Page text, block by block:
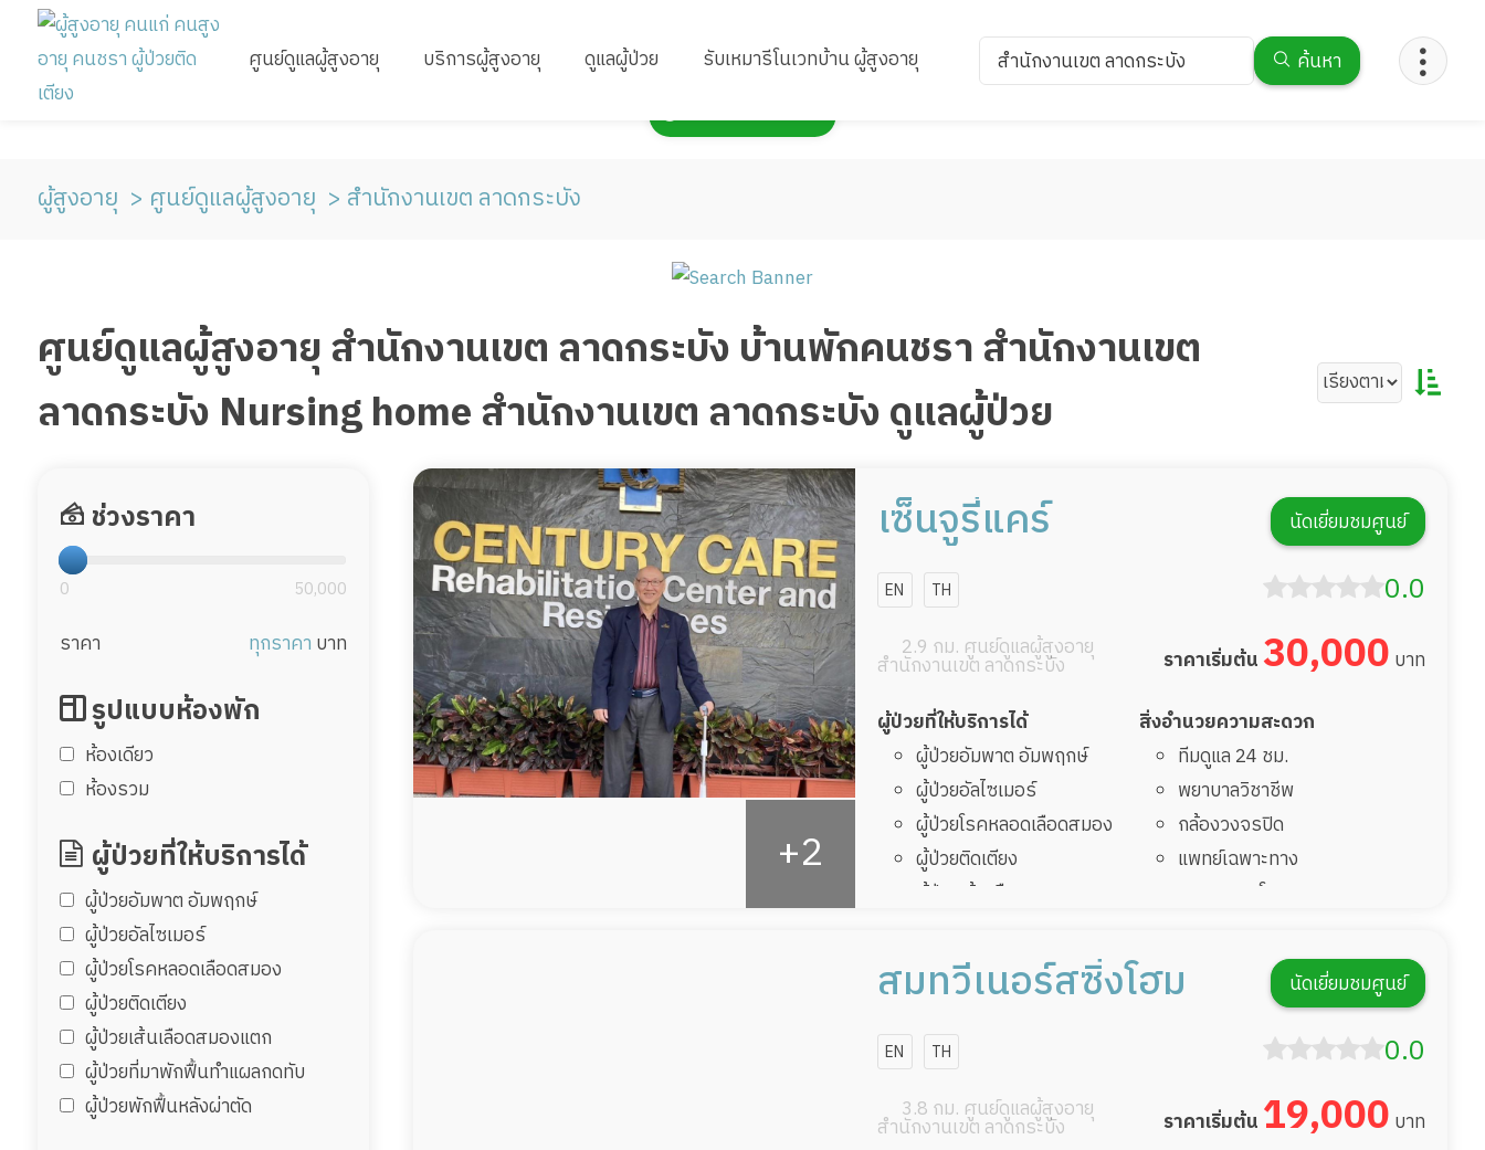
ศูนย์ดูแลผู้สูงอายุ บริการผู้สูงอายุ ดูแลผู้ป่วย รับเหมารีโนเวทบ้าน ผู้สูงอายุ สำนักงานเขต ลาดกระบัง
ค้นหา
กดเพื่อแสดงแผนที่
ผู้สูงอายุ ศูนย์ดูแลผู้สูงอายุ สำนักงานเขต ลาดกระบัง
ศูนย์ดูแลผู้สูงอายุ สำนักงานเขต ลาดกระบัง บ้านพักคนชรา สำนักงานเขต
ลาดกระบัง Nursing home สำนักงานเขต ลาดกระบัง ดูแลผู้ป่วย
นัดเยี่ยมชมศูนย์
เซ็นจูรี่แคร์
EN TH 0.0
2.9 กม. ศูนย์ดูแลผู้สูงอายุ
สำนักงานเขต ลาดกระบัง ราคาเริ่มต้น 30,000 บาท
ผู้ป่วยที่ให้บริการได้
ผู้ป่วยอัมพาต อัมพฤกษ์
ผู้ป่วยอัลไซเมอร์
ผู้ป่วยโรคหลอดเลือดสมอง
ผู้ป่วยติดเตียง
ผู้ป่วยเส้นเลือดสมองแตก
ผู้ป่วยพักฟื้นหลังผ่าตัด
สิ่งอำนวยความสะดวก
ทีมดูแล 24 ชม.
พยาบาลวิชาชีพ
กล้องวงจรปิด
แพทย์เฉพาะทาง
อาหารตามโภชนาการ
กายภาพบำบัด
กิจกรรมนันทนาการ
รายงานข้อมูลสุขภาพ
นัดเยี่ยมชมศูนย์
สมทวีเนอร์สซิ่งโฮม
EN TH 0.0
3.8 กม. ศูนย์ดูแลผู้สูงอายุ
สำนักงานเขต ลาดกระบัง ราคาเริ่มต้น 19,000 บาท
ช่วงราคา
0 50,000
ราคา ทุกราคา บาท
รูปแบบห้องพัก
ห้องเดียว
ห้องรวม
ผู้ป่วยที่ให้บริการได้
ผู้ป่วยอัมพาต อัมพฤกษ์
ผู้ป่วยอัลไซเมอร์
ผู้ป่วยโรคหลอดเลือดสมอง
ผู้ป่วยติดเตียง
ผู้ป่วยเส้นเลือดสมองแตก
ผู้ป่วยที่มาพักฟื้นทำแผลกดทับ
ผู้ป่วยพักฟื้นหลังผ่าตัด